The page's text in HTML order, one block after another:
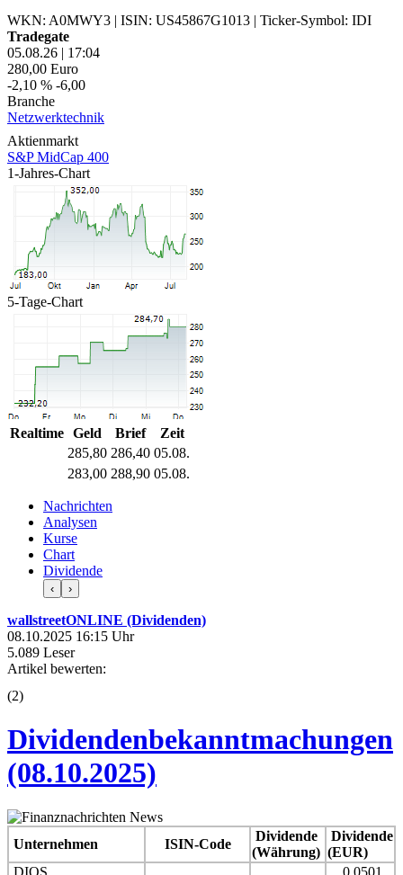
WKN: A0MWY3 | ISIN: US45867G1013 | Ticker-Symbol: IDI
Tradegate
05.08.26 | 17:04
280,00 Euro
-2,10 % -6,00
Branche
Netzwerktechnik
Aktienmarkt
S&P MidCap 400
1-Jahres-Chart
5-Tage-Chart
Realtime Geld Brief
Zeit
285,80 286,40 05.08.
283,00 288,90 05.08.
Nachrichten
Analysen
Kurse
Chart
Dividende
‹ ›
wallstreetONLINE (Dividenden)
08.10.2025 16:15 Uhr
5.089 Leser
Artikel bewerten:
(2)
Dividendenbekanntmachungen
(08.10.2025)
Unternehmen ISIN-Code
Dividende
(Währung)
Dividende
(EUR)
DIOS
0,0501